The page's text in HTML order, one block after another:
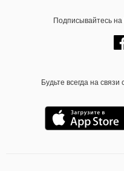
Подписывайтесь на
Будьте всегда на